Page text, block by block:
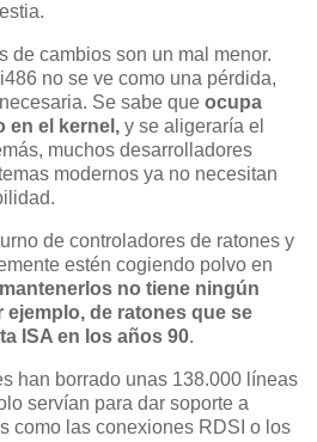
de cambios son un mal menor.
no se ve como una pérdida,
Se sabe que ocupa
en el kernel, y se aligeraría el
muchos desarrolladores
modernos ya no necesitan
de controladores de ratones y
estén cogiendo polvo en
no tiene ningún
de ratones que se
ISA en los años 90.
han borrado unas 138.000 líneas
servían para dar soporte a
como las conexiones RDSI o los